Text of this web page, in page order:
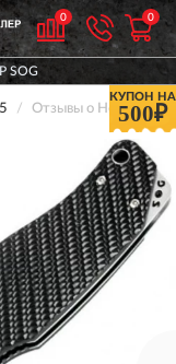
0 0
SOG
КУПОН НА
500₽
Отзывы о Нож SOG